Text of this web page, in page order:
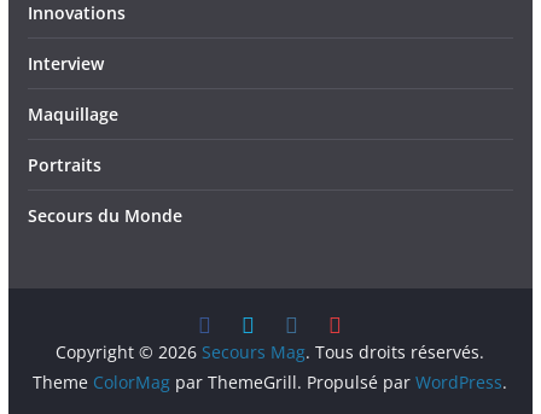
Innovations
Interview
Maquillage
Portraits
Secours du Monde
Copyright © 2026 Secours Mag. Tous droits réservés.
Theme ColorMag par ThemeGrill. Propulsé parWordPress.